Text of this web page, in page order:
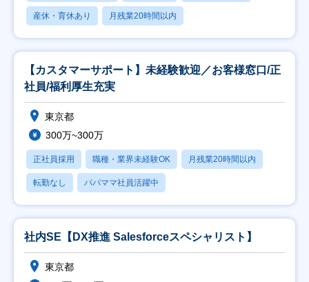
産休・育休あり 月残業20時間以内
【カスタマーサポート】未経験歓迎／お客様窓口/正
社員/福利厚生充実
東京都
300万~300万
正社員採用 職種・業界未経験OK 月残業20時間以内
転勤なし パパママ社員活躍中
社内SE【DX推進 Salesforceスペシャリスト】
東京都